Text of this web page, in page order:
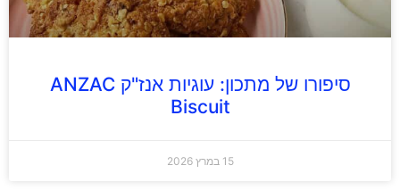
סיפורו של מתכון: עוגיות אנז"ק ANZAC
Biscuit
15 במרץ 2026